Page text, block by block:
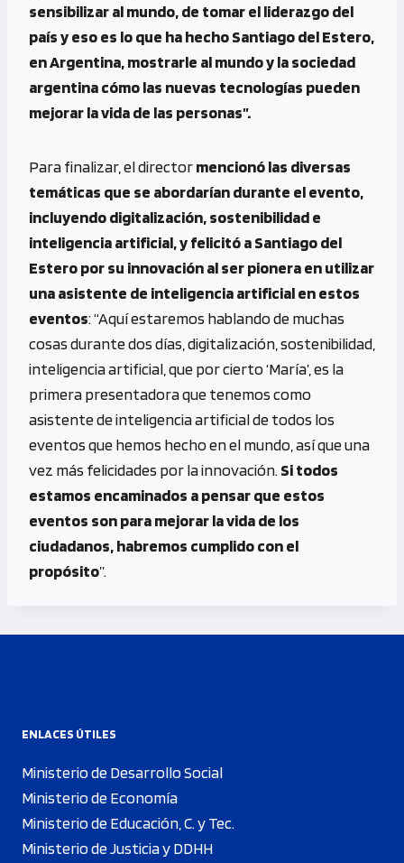
sensibilizar al mundo, de tomar el liderazgo del
país y eso es lo que ha hecho Santiago del Estero,
en Argentina, mostrarle al mundo y la sociedad
argentina cómo las nuevas tecnologías pueden
mejorar la vida de las personas”.
Para finalizar, el directormencionó las diversas
temáticas que se abordarían durante el evento,
incluyendo digitalización, sostenibilidad e
inteligencia artificial, y felicitó a Santiago del
Estero por su innovación al ser pionera en utilizar
una asistente de inteligencia artificial en estos
eventos: “Aquí estaremos hablando de muchas
cosas durante dos días, digitalización, sostenibilidad,
inteligencia artificial, que por cierto ‘María’, es la
primera presentadora que tenemos como
asistente de inteligencia artificial de todos los
eventos que hemos hecho en el mundo, así que una
vez más felicidades por la innovación. Si todos
estamos encaminados a pensar que estos
eventos son para mejorar la vida de los
ciudadanos, habremos cumplido con el
propósito”.
ENLACES ÚTILES
Ministerio de Desarrollo Social
Ministerio de Economía
Ministerio de Educación, C. y Tec.
Ministerio de Justicia y DDHH